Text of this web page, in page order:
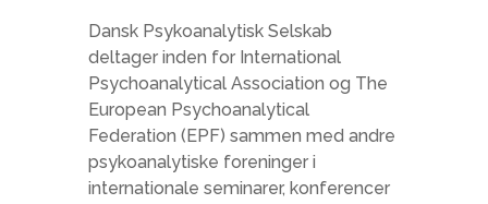
Dansk Psykoanalytisk Selskab
deltager inden for International
Psychoanalytical Association og The
European Psychoanalytical
Federation (EPF) sammen med andre
psykoanalytiske foreninger i
internationale seminarer, konferencer